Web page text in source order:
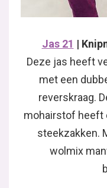
Jas 21 |
Deze jas heeft
met een
reverskraag.
mohairstof heeft
steekzakken.
wolmix